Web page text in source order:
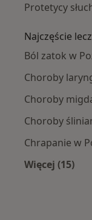
Protetycy
Najczęście
Ból zatok w
Choroby
Choroby
Choroby
Chrapanie w
Więcej (15)